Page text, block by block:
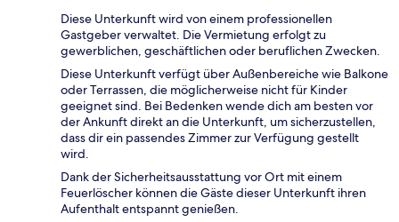
Diese Unterkunft wird von einem professionellen
Gastgeber verwaltet. Die Vermietung erfolgt zu
gewerblichen, geschäftlichen oder beruflichen Zwecken.
Diese Unterkunft verfügt über Außenbereiche wie Balkone
oder Terrassen, die möglicherweise nicht für Kinder
geeignet sind. Bei Bedenken wende dich am besten vor
der Ankunft direkt an die Unterkunft, um sicherzustellen,
dass dir ein passendes Zimmer zur Verfügung gestellt
wird.
Dank der Sicherheitsausstattung vor Ort mit einem
Feuerlöscher können die Gäste dieser Unterkunft ihren
Aufenthalt entspannt genießen.